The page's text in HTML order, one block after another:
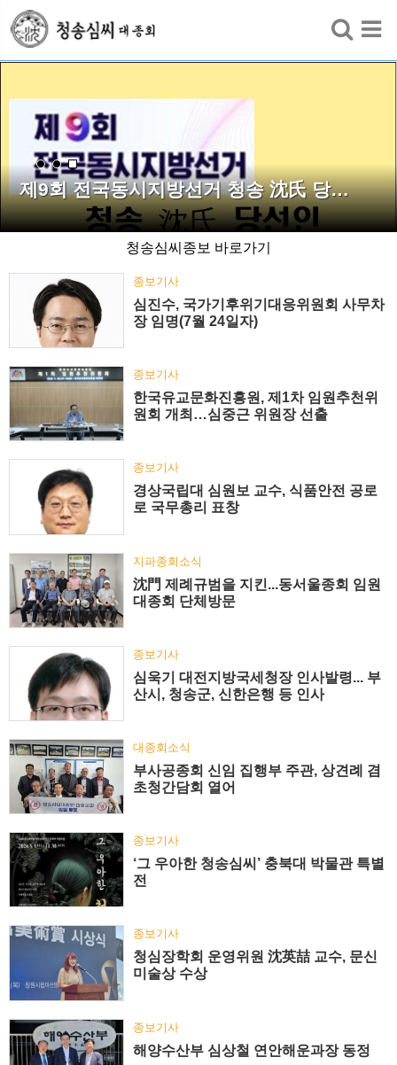
제9회 전국동시지방선거 청송 沈氏 당…
청송심씨종보 바로가기
종보기사
심진수, 국가기후위기대응위원회 사무차
장 임명(7월 24일자)
종보기사
한국유교문화진흥원, 제1차 임원추천위
원회 개최…심중근 위원장 선출
종보기사
경상국립대 심원보 교수, 식품안전 공로
로 국무총리 표창
지파종회소식
沈門 제례규범을 지킨...동서울종회 임원
대종회 단체방문
종보기사
심욱기 대전지방국세청장 인사발령... 부
산시, 청송군, 신한은행 등 인사
대종회소식
부사공종회 신임 집행부 주관, 상견례 겸
초청간담회 열어
종보기사
‘그 우아한 청송심씨’ 충북대 박물관 특별
전
종보기사
청심장학회 운영위원 沈英喆 교수, 문신
미술상 수상
종보기사
해양수산부 심상철 연안해운과장 동정